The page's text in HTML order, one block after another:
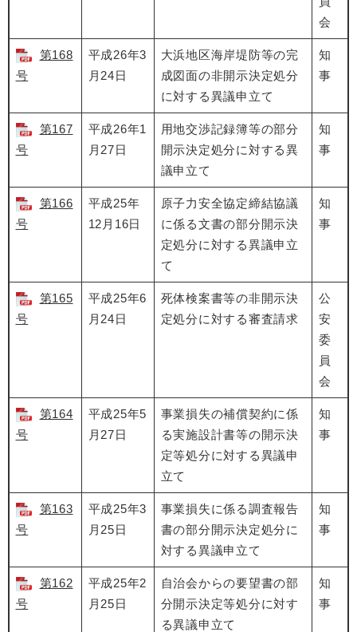
会
第168
号
平成26年3
月24日
大浜地区海岸堤防等の完
成図面の非開示決定処分
に対する異議申立て
知
事
第167
号
平成26年1
月27日
用地交渉記録簿等の部分
開示決定処分に対する異
議申立て
知
事
第166
号
平成25年
12月16日
原子力安全協定締結協議
に係る文書の部分開示決
定処分に対する異議申立
て
知
事
第165
号
平成25年6
月24日
死体検案書等の非開示決
定処分に対する審査請求
公
安
委
員
会
第164
号
平成25年5
月27日
事業損失の補償契約に係
る実施設計書等の開示決
定等処分に対する異議申
立て
知
事
第163
号
平成25年3
月25日
事業損失に係る調査報告
書の部分開示決定処分に
対する異議申立て
知
事
第162
号
平成25年2
月25日
自治会からの要望書の部
分開示決定等処分に対す
る異議申立て
知
事